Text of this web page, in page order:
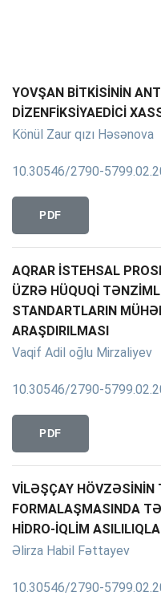
YOVŞAN BİTKİSİNİN
DİZENFİKSİYAEDİCİ
Könül Zaur qızı Həsənova
10.30546/2790-
PDF
AQRAR İSTEHSAL
ÜZRƏ HÜQUQİ
STANDARTLARIN
ARAŞDIRILMASI
Vaqif Adil oğlu Mirzaliyev
10.30546/2790-
PDF
VİLƏŞÇAY HÖVZƏSİNİN
FORMALAŞMASINDA
HİDRO-İQLİM
Əlirza Habil Fəttayev
10.30546/2790-